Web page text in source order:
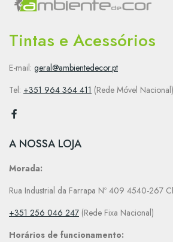
Tintas e Acessórios
E-mail: geral@ambientedecor.pt
Tel: +351 964 364 411 (Rede Móvel Nacional)
A NOSSA LOJA
Morada:
Rua Industrial da Farrapa Nº 409 4540-267
+351 256 046 247 (Rede Fixa Nacional)
Horários de funcionamento: